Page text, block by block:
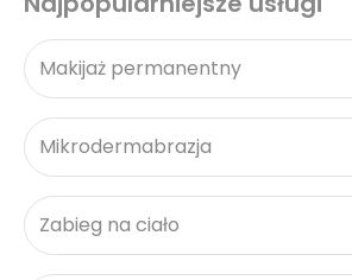
Makijaż permanentny
Mikrodermabrazja
Zabieg na ciało